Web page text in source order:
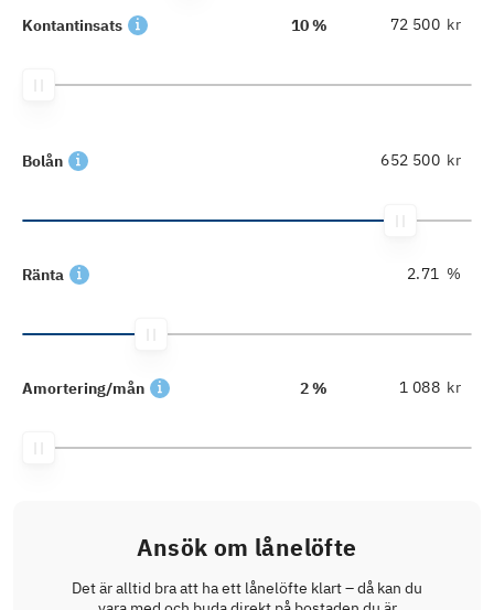
Kontantinsats 10 % kr
Bolån kr
Ränta %
Amortering/mån 2 % kr
Ansök om lånelöfte
Det är alltid bra att ha ett lånelöfte klart – då kan du